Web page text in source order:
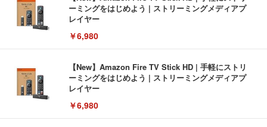
ーミングをはじめよう | ストリーミングメディアプ
レイヤー
￥6,980
【New】Amazon Fire TV Stick HD | 手軽にストリ
ーミングをはじめよう | ストリーミングメディアプ
レイヤー
￥6,980